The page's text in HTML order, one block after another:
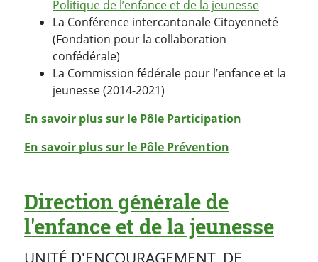
Politique de l’enfance et de la jeunesse
La Conférence intercantonale Citoyenneté
(Fondation pour la collaboration
confédérale)
La Commission fédérale pour l’enfance et la
jeunesse (2014-2021)
En savoir plus sur le Pôle Participation
En savoir plus sur le Pôle Prévention
Direction générale de
l'enfance et de la jeunesse
UNITÉ D'ENCOURAGEMENT, DE